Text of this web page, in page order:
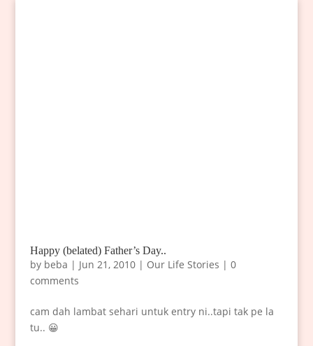
Happy (belated) Father’s Day..
by beba | Jun 21, 2010| Our Life Stories | 0
comments
cam dah lambat sehari untuk entry ni..tapi tak pe la
tu.. 😀